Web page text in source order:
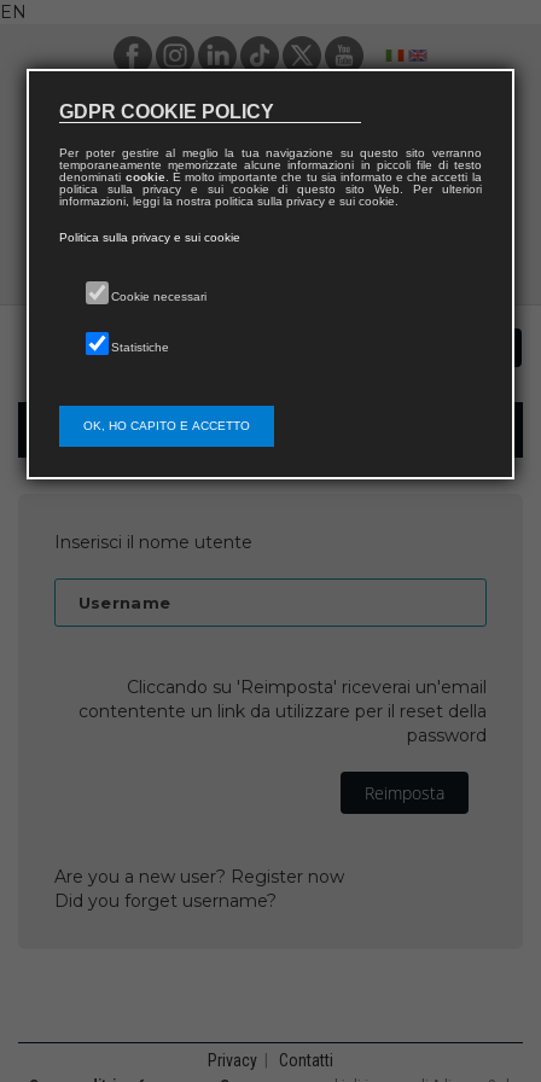
EN
Password recovery
Inserisci il nome utente
Username
Cliccando su 'Reimposta' riceverai un'email
contentente un link da utilizzare per il reset della
password
Reimposta
Are you a new user? Register now
Did you forget username?
Privacy Contatti
GDPR COOKIE POLICY
Per poter gestire al meglio la tua navigazione su questo sito verranno
temporaneamente memorizzate alcune informazioni in piccoli file di testo
denominati cookie. È molto importante che tu sia informato e che accetti la
politica sulla privacy e sui cookie di questo sito Web. Per ulteriori
informazioni, leggi la nostra politica sulla privacy e sui cookie.
Politica sulla privacy e sui cookie
Cookie necessari
Statistiche
OK, HO CAPITO E ACCETTO